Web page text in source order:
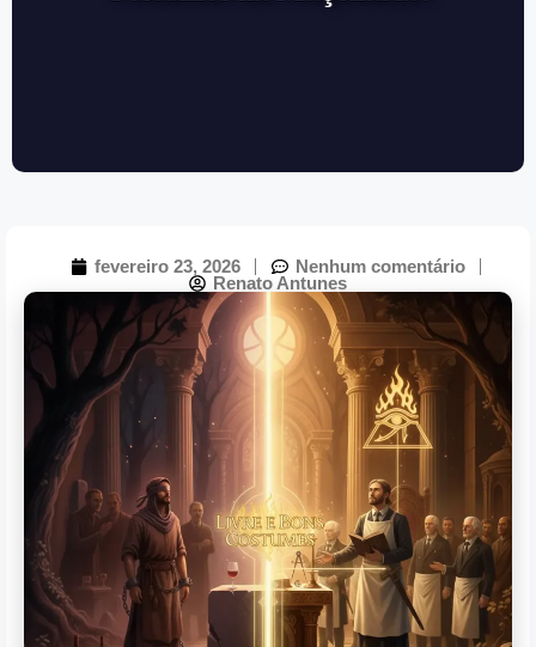
fevereiro 23, 2026
Nenhum comentário
Renato Antunes